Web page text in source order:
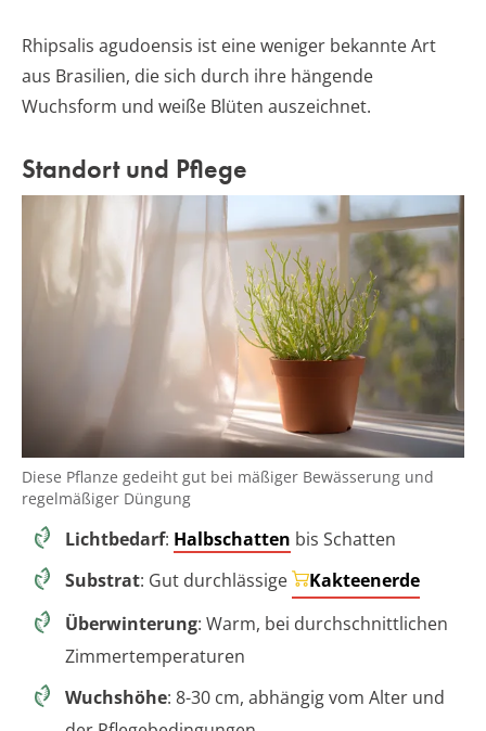
Rhipsalis agudoensis ist eine weniger bekannte Art
aus Brasilien, die sich durch ihre hängende
Wuchsform und weiße Blüten auszeichnet.
Standort und Pflege
Diese Pflanze gedeiht gut bei mäßiger Bewässerung und
regelmäßiger Düngung
Lichtbedarf: Halbschatten bis Schatten
Substrat: Gut durchlässige
Kakteenerde
Überwinterung: Warm, bei durchschnittlichen
Zimmertemperaturen
Wuchshöhe: 8-30 cm, abhängig vom Alter und